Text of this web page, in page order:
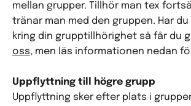
mellan grupper. Tillhör man tex
tränar man med den gruppen. Har
kring din grupptillhörighet så får du
oss, men läs informationen nedan
Uppflyttning till högre grupp
Uppflyttning sker efter plats i